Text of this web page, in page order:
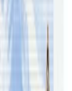
दिनुभयो ।
तपाईंको कुनै
निम्न ईमेलमा
पत्रकारिता गर्न